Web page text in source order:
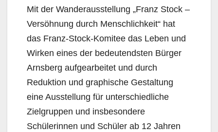
Mit der Wanderausstellung „Franz Stock –
Versöhnung durch Menschlichkeit“ hat
das Franz-Stock-Komitee das Leben und
Wirken eines der bedeutendsten Bürger
Arnsberg aufgearbeitet und durch
Reduktion und graphische Gestaltung
eine Ausstellung für unterschiedliche
Zielgruppen und insbe­sondere
Schülerinnen und Schüler ab 12 Jahren